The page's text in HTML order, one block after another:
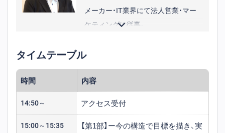
メーカー・IT業界にて法人営業・マー
ケティングに従事。
画立案・運営を担当。現在はセールス
ャーとして、イベントやセミナーの企
画運営部隊を率いる。
タイムテーブル
時間 内容
14:50～ アクセス受付
15:00～15:35
【第1部】ー今の構造で目標を描き、実